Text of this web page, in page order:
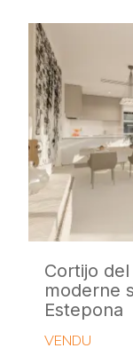
Cortijo
moderne
Estepona
VENDU